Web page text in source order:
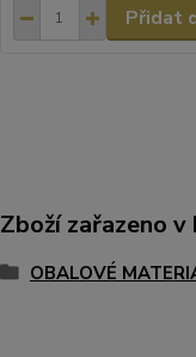
Přidat
Zboží zařazeno
OBALOVÉ